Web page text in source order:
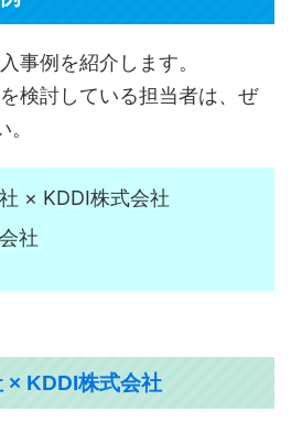
事例を紹介します。
検討している担当者は、ぜ
× KDDI株式会社
社
× KDDI株式会社